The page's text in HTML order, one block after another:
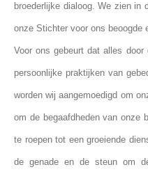
broederlijke dialoog. We zien in
onze Stichter voor ons beoogde
Voor ons gebeurt dat alles
persoonlijke praktijken van
worden wij aangemoedigd om
om de begaafdheden van onze
te roepen tot een groeiende
de genade en de steun om